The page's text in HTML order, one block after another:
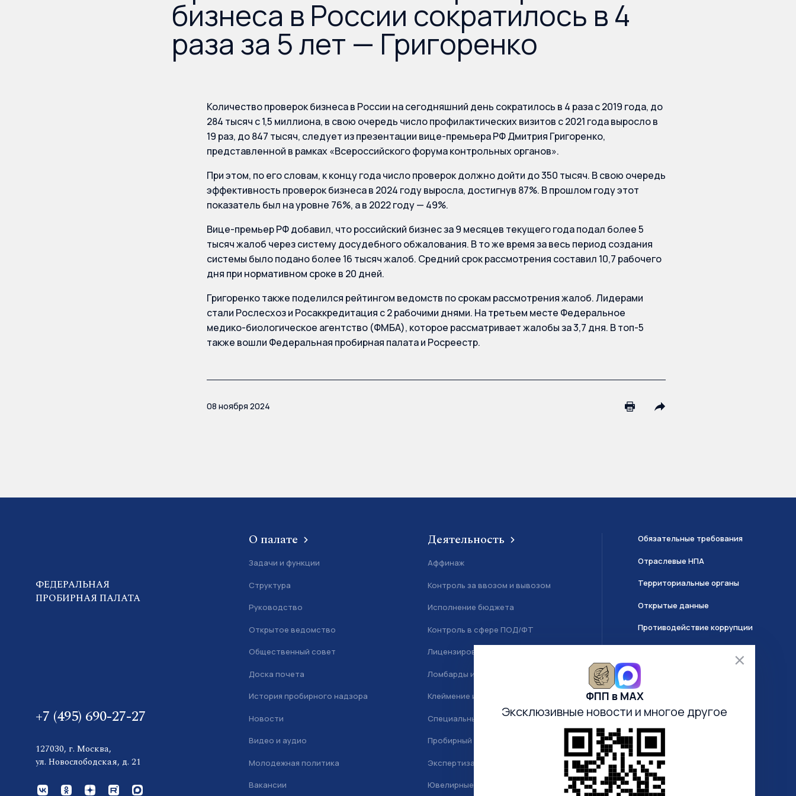
бизнеса в России сократилось в 4
раза за 5 лет — Григоренко
Количество проверок бизнеса в России на сегодняшний день сократилось в 4 раза с 2019 года, до
284 тысяч с 1,5 миллиона, в свою очередь число профилактических визитов с 2021 года выросло в
19 раз, до 847 тысяч, следует из презентации вице-премьера РФ Дмитрия Григоренко,
представленной в рамках «Всероссийского форума контрольных органов».
При этом, по его словам, к концу года число проверок должно дойти до 350 тысяч. В свою очередь
эффективность проверок бизнеса в 2024 году выросла, достигнув 87%. В прошлом году этот
показатель был на уровне 76%, а в 2022 году — 49%.
Вице-премьер РФ добавил, что российский бизнес за 9 месяцев текущего года подал более 5
тысяч жалоб через систему досудебного обжалования. В то же время за весь период создания
системы было подано более 16 тысяч жалоб. Средний срок рассмотрения составил 10,7 рабочего
дня при нормативном сроке в 20 дней.
Григоренко также поделился рейтингом ведомств по срокам рассмотрения жалоб. Лидерами
стали Рослесхоз и Росаккредитация с 2 рабочими днями. На третьем месте Федеральное
медико-биологическое агентство (ФМБА), которое рассматривает жалобы за 3,7 дня. В топ-5
также вошли Федеральная пробирная палата и Росреестр.
08 ноября 2024
ФЕДЕРАЛЬНАЯ
ПРОБИРНАЯ ПАЛАТА
+7 (495) 690-27-27
127030, г. Москва,
ул. Новослободская, д. 21
О палате
Задачи и функции
Структура
Руководство
Открытое ведомство
Общественный совет
Доска почета
История пробирного надзора
Новости
Видео и аудио
Молодежная политика
Вакансии
Деятельность
Аффинаж
Контроль за ввозом и вывозом
Исполнение бюджета
Контроль в сфере ПОД/ФТ
Лицензирование
Ломбарды и скупка
Клеймение и маркировка
Специальный учет
Пробирный надзор
Экспертиза
Ювелирные камни
Обязательные требования
Отраслевые НПА
Территориальные органы
Открытые данные
Противодействие коррупции
О системе ГИИС ДМДК
Часто задаваемые вопросы
Анкетирование
Электронная очередь
ФПП в МАХ
Эксклюзивные новости и многое другое